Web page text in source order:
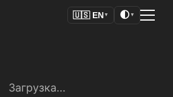
🇺🇸 EN ▼ 🌓 ▼
Загрузка...